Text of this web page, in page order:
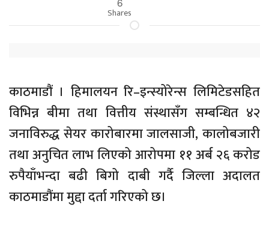
Shares
काठमाडौं । हिमालयन रि–इन्स्योरेन्स लिमिटेडसहित
विभिन्न बीमा तथा वित्तीय संस्थासँग सम्बन्धित ४२
जनाविरुद्ध सेयर कारोबारमा जालसाजी, कालोबजारी
तथा अनुचित लाभ लिएको आरोपमा ११ अर्ब २६ करोड
रुपैयाँभन्दा बढी बिगो दाबी गर्दै जिल्ला अदालत
काठमाडौंमा मुद्दा दर्ता गरिएको छ।